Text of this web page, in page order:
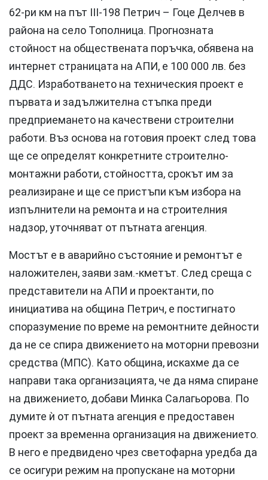
62-ри км на път III-198 Петрич – Гоце Делчев в
района на село Тополница. Прогнозната
стойност на обществената поръчка, обявена на
интернет страницата на АПИ, е 100 000 лв. без
ДДС. Изработването на техническия проект е
първата и задължителна стъпка преди
предприемането на качествени строителни
работи. Въз основа на готовия проект след това
ще се определят конкретните строително-
монтажни работи, стойността, срокът им за
реализиране и ще се пристъпи към избора на
изпълнители на ремонта и на строителния
надзор, уточняват от пътната агенция.
Мостът е в аварийно състояние и ремонтът е
наложителен, заяви зам.-кметът. След среща с
представители на АПИ и проектанти, по
инициатива на община Петрич, е постигнато
споразумение по време на ремонтните дейности
да не се спира движението на моторни превозни
средства (МПС). Като община, искахме да се
направи така организацията, че да няма спиране
на движението, добави Минка Салагьорова. По
думите ѝ от пътната агенция е предоставен
проект за временна организация на движението.
В него е предвидено чрез светофарна уредба да
се осигури режим на пропускане на моторни